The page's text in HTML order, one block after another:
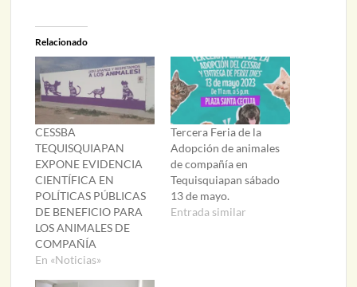
Relacionado
CESSBA
TEQUISQUIAPAN
EXPONE EVIDENCIA
CIENTÍFICA EN
POLÍTICAS PÚBLICAS
DE BENEFICIO PARA
LOS ANIMALES DE
COMPAÑÍA
En «Noticias»
Tercera Feria de la
Adopción de animales
de compañía en
Tequisquiapan sábado
13 de mayo.
Entrada similar